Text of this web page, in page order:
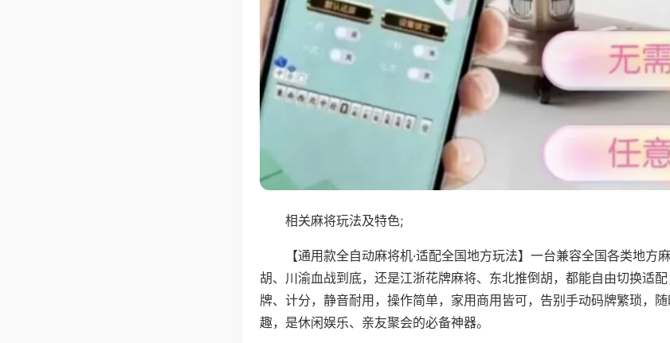
相关麻将玩法及特色;
【通用款全自动麻将机·适配全国地方玩法】一台兼容全国各类地方
胡、川渝血战到底，还是江浙花牌麻将、东北推倒胡，都能自由切换适
牌、计分，静音耐用，操作简单，家用商用皆可，告别手动码牌繁琐，
趣，是休闲娱乐、亲友聚会的必备神器。